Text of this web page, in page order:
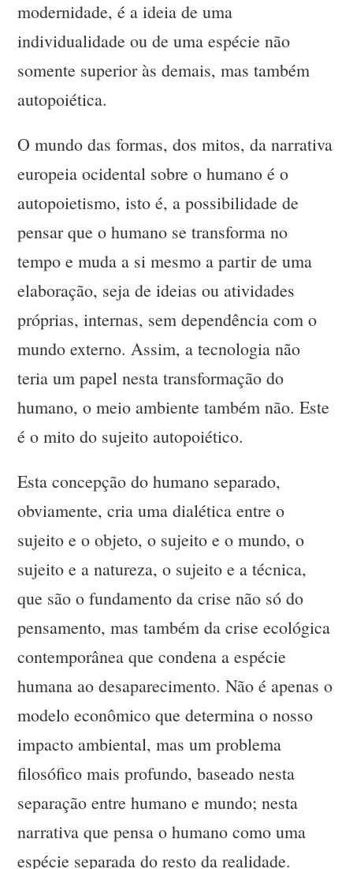
modernidade, é a ideia de uma
individualidade ou de uma espécie não
somente superior às demais, mas também
autopoiética.
O mundo das formas, dos mitos, da narrativa
europeia ocidental sobre o humano é o
autopoietismo, isto é, a possibilidade de
pensar que o humano se transforma no
tempo e muda a si mesmo a partir de uma
elaboração, seja de ideias ou atividades
próprias, internas, sem dependência com o
mundo externo. Assim, a tecnologia não
teria um papel nesta transformação do
humano, o meio ambiente também não. Este
é o mito do sujeito autopoiético.
Esta concepção do humano separado,
obviamente, cria uma dialética entre o
sujeito e o objeto, o sujeito e o mundo, o
sujeito e a natureza, o sujeito e a técnica,
que são o fundamento da crise não só do
pensamento, mas também da crise ecológica
contemporânea que condena a espécie
humana ao desaparecimento. Não é apenas o
modelo econômico que determina o nosso
impacto ambiental, mas um problema
filosófico mais profundo, baseado nesta
separação entre humano e mundo; nesta
narrativa que pensa o humano como uma
espécie separada do resto da realidade.